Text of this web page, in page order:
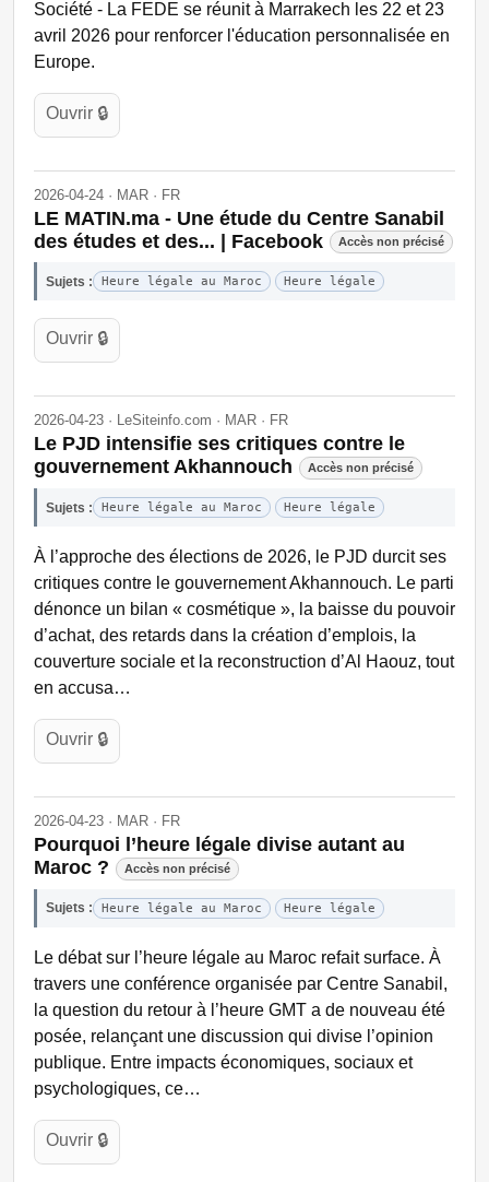
Société - La FEDE se réunit à Marrakech les 22 et 23
avril 2026 pour renforcer l'éducation personnalisée en
Europe.
Ouvrir 🔒
2026-04-24 · MAR · FR
LE MATIN.ma - Une étude du Centre Sanabil
des études et des... | Facebook
Accès non précisé
Sujets : Heure légale au Maroc Heure légale
Ouvrir 🔒
2026-04-23 · LeSiteinfo.com · MAR · FR
Le PJD intensifie ses critiques contre le
gouvernement Akhannouch
Accès non précisé
Sujets : Heure légale au Maroc Heure légale
À l’approche des élections de 2026, le PJD durcit ses
critiques contre le gouvernement Akhannouch. Le parti
dénonce un bilan « cosmétique », la baisse du pouvoir
d’achat, des retards dans la création d’emplois, la
couverture sociale et la reconstruction d’Al Haouz, tout
en accusa…
Ouvrir 🔒
2026-04-23 · MAR · FR
Pourquoi l’heure légale divise autant au
Maroc ?
Accès non précisé
Sujets : Heure légale au Maroc Heure légale
Le débat sur l’heure légale au Maroc refait surface. À
travers une conférence organisée par Centre Sanabil,
la question du retour à l’heure GMT a de nouveau été
posée, relançant une discussion qui divise l’opinion
publique. Entre impacts économiques, sociaux et
psychologiques, ce…
Ouvrir 🔒